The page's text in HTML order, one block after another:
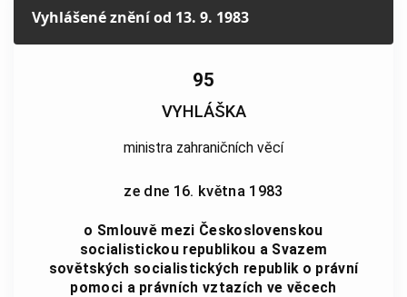
Vyhlášené zněníod 13. 9. 1983
95
VYHLÁŠKA
ministra zahraničních věcí
ze dne 16. května 1983
o Smlouvě mezi Československou
socialistickou republikou a Svazem
sovětských socialistických republik o právní
pomoci a právních vztazích ve věcech